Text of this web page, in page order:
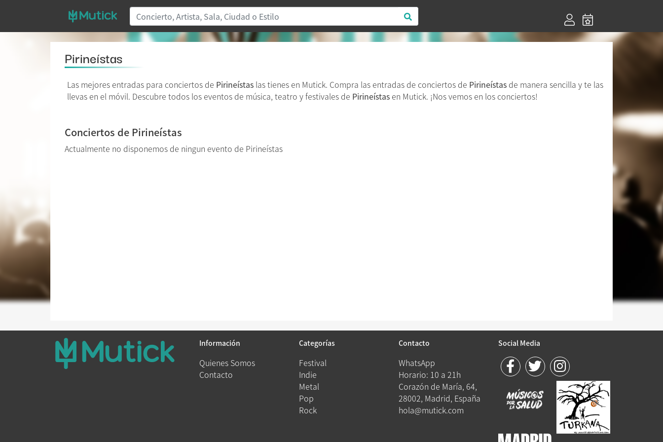
Pirineístas
Las mejores entradas para conciertos de Pirineístas las tienes en Mutick. Compra las entradas de conciertos de Pirineístas de manera sencilla y te las
llevas en el móvil. Descubre todos los eventos de música, teatro y festivales de Pirineístas en Mutick. ¡Nos vemos en los conciertos!
Conciertos de Pirineístas
Actualmente no disponemos de ningun evento de Pirineístas
Información
Quienes Somos
Contacto
Categorías
Festival
Indie
Metal
Pop
Rock
Contacto
WhatsApp
Horario: 10 a 21h
Corazón de María, 64,
28002, Madrid, España
hola@mutick.com
Social Media